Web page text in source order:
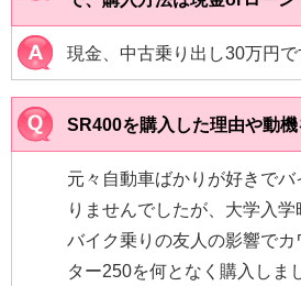
現金、中古乗り出し30万円で
SR400を購入した理由や動機
元々自動車ばかりが好きで
りませんでしたが、大学入
バイク乗りの友人の影響で
ター250を何となく購入しま